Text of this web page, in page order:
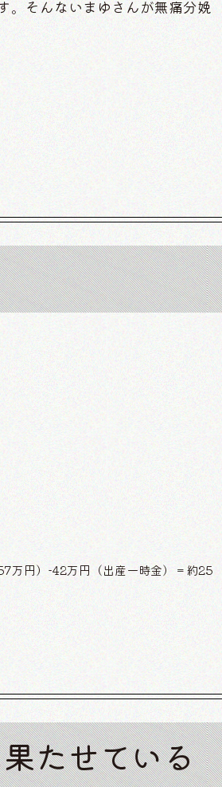
。そんないまゆさんが無痛分娩
万円）-42万円（出産一時金）＝約25
たせている